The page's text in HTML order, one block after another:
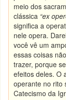
meio dos
clássica “ex
significa a
nele opera.
você vê um
essas coisas
trazer, porque
efeitos deles. O
operante no rito
Catecismo da